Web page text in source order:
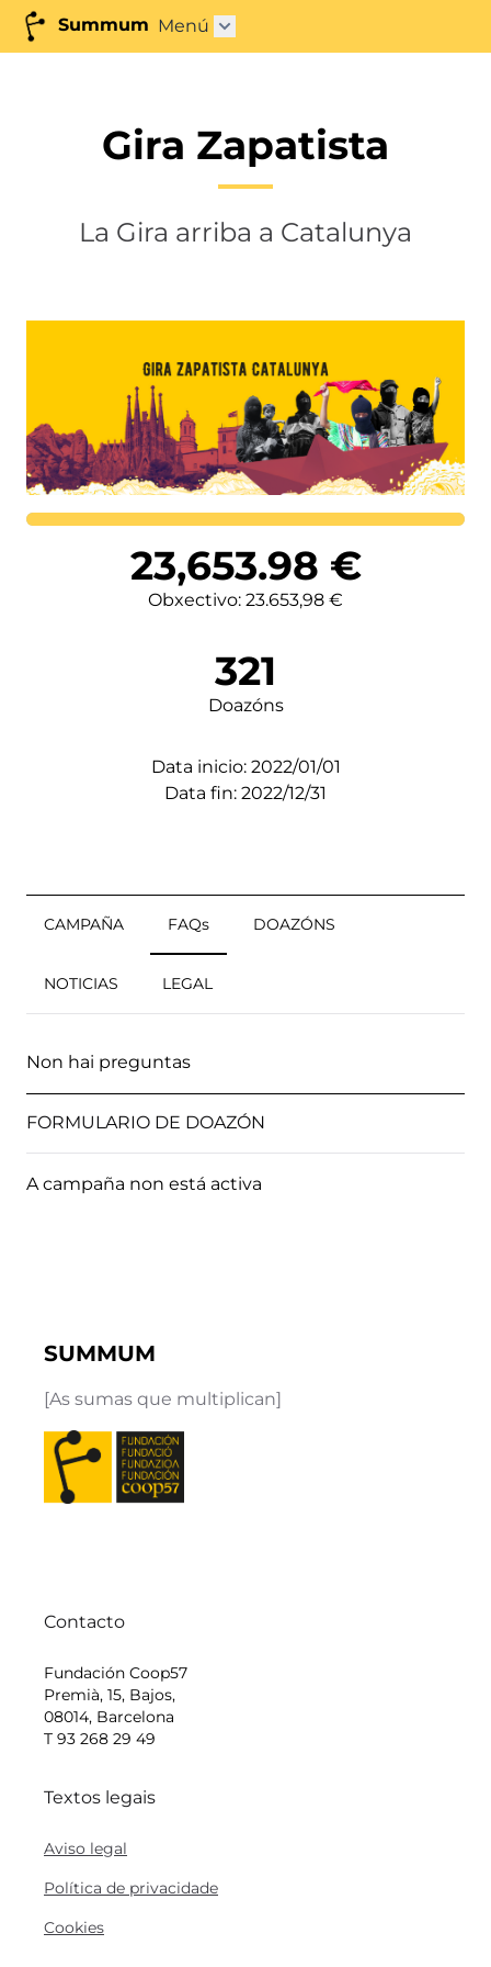
Summum Menú Abrir submenú"
Gira Zapatista
La Gira arriba a Catalunya
Lortutakoa
23,653.98 €
Obxectivo: 23.653,98 €
321
Doazóns
Data inicio: 2022/01/01
Data fin: 2022/12/31
CAMPAÑA FAQs DOAZÓNS
NOTICIAS LEGAL
Non hai preguntas
FORMULARIO DE DOAZÓN
A campaña non está activa
SUMMUM
[As sumas que multiplican]
Contacto
Fundación Coop57
Premià, 15, Bajos,
08014, Barcelona
T 93 268 29 49
Textos legais
Aviso legal
Política de privacidade
Cookies